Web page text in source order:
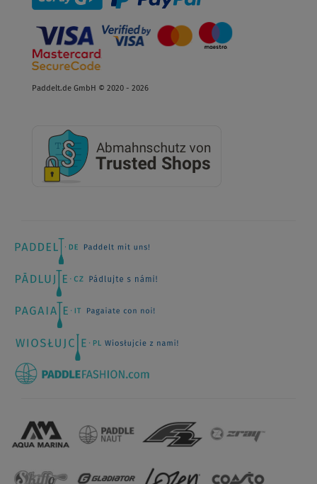
Paddelt.de GmbH © 2020 - 2026